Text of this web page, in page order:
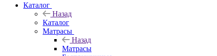
Каталог
Назад
Каталог
Матрасы
Назад
Матрасы